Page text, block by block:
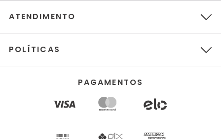
ATENDIMENTO
POLÍTICAS
PAGAMENTOS